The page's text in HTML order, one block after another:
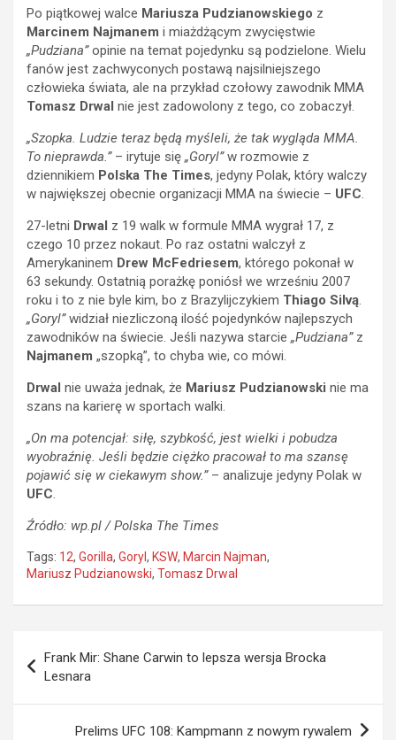
Po piątkowej walce Mariusza Pudzianowskiego z
Marcinem Najmanem i miażdżącym zwycięstwie
„Pudziana”opinie na temat pojedynku są podzielone. Wielu
fanów jest zachwyconych postawą najsilniejszego
człowieka świata, ale na przykład czołowy zawodnik MMA
Tomasz Drwal nie jest zadowolony z tego, co zobaczył.
„Szopka. Ludzie teraz będą myśleli, że tak wygląda MMA.
To nieprawda.”– irytuje się „Goryl”w rozmowie z
dziennikiem Polska The Times, jedyny Polak, który walczy
w największej obecnie organizacji MMA na świecie – UFC.
27-letni Drwal z 19 walk w formule MMA wygrał 17, z
czego 10 przez nokaut. Po raz ostatni walczył z
Amerykaninem Drew McFedriesem, którego pokonał w
63 sekundy. Ostatnią porażkę poniósł we wrześniu 2007
roku i to z nie byle kim, bo z Brazylijczykiem Thiago Silvą.
„Goryl”widział niezliczoną ilość pojedynków najlepszych
zawodników na świecie. Jeśli nazywa starcie „Pudziana”z
Najmanem „szopką”, to chyba wie, co mówi.
Drwal nie uważa jednak, że Mariusz Pudzianowski nie ma
szans na karierę w sportach walki.
„On ma potencjał: siłę, szybkość, jest wielki i pobudza
wyobraźnię. Jeśli będzie ciężko pracował to ma szansę
pojawić się w ciekawym show.” – analizuje jedyny Polak w
UFC.
Źródło: wp.pl / Polska The Times
Tags: 12, Gorilla, Goryl, KSW, Marcin Najman,
Mariusz Pudzianowski, Tomasz Drwal
wpisu
Frank Mir: Shane Carwin to lepsza wersja Brocka
Lesnara
Prelims UFC 108: Kampmann z nowym rywalem